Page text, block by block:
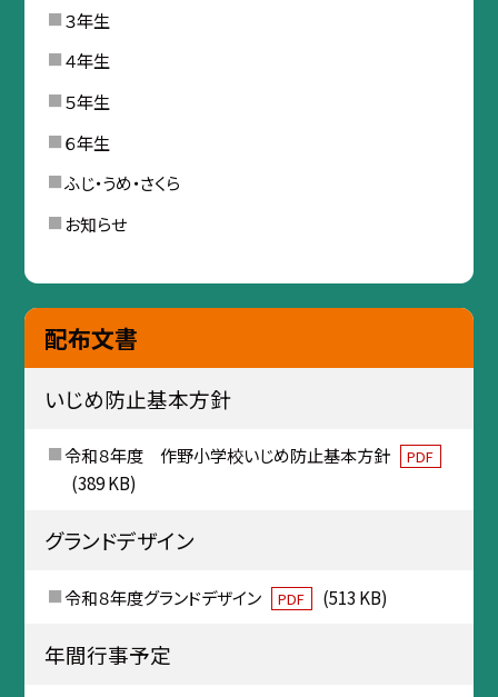
３年生
４年生
５年生
６年生
ふじ・うめ・さくら
お知らせ
配布文書
いじめ防止基本方針
令和８年度 作野小学校いじめ防止基本方針 PDF
(389 KB)
グランドデザイン
令和８年度グランドデザイン PDF (513 KB)
年間行事予定